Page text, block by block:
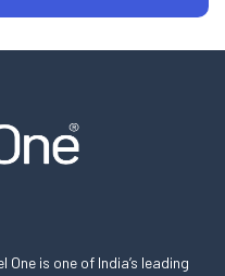
is one of India’s leading